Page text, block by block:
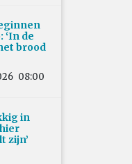
‘In de
brood
08:00
in
zijn’